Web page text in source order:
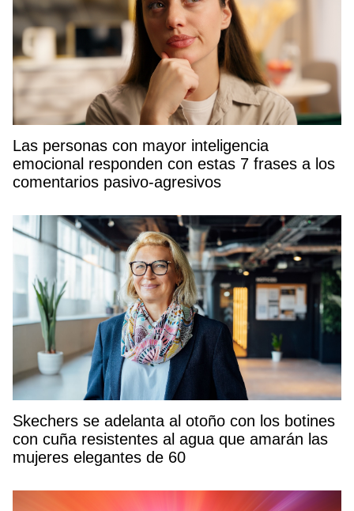
Las personas con mayor inteligencia
emocional responden con estas 7 frases a los
comentarios pasivo-agresivos
Skechers se adelanta al otoño con los botines
con cuña resistentes al agua que amarán las
mujeres elegantes de 60